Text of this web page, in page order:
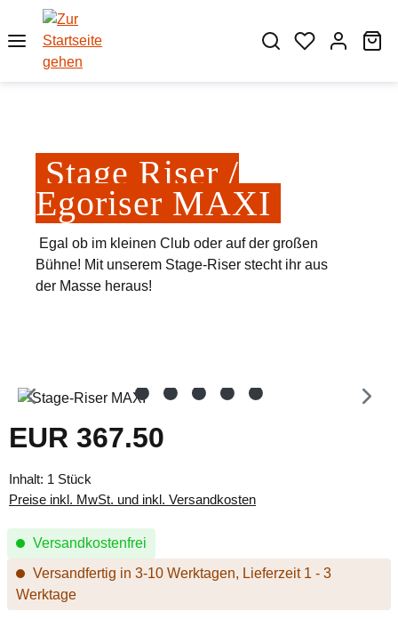
Zum Hauptinhalt springen
Stage Riser /
Egoriser MAXI
Egal ob im kleinen Club oder auf der großen
Bühne! Mit unserem Stage-Riser stecht ihr aus
der Masse heraus!
Bildergalerie überspringen
Regulärer Preis:
EUR 367.50
Inhalt: 1 Stück
Preise inkl. MwSt. und inkl. Versandkosten
Versandkostenfrei
Versandfertig in 3-10 Werktagen, Lieferzeit 1 - 3
Werktage